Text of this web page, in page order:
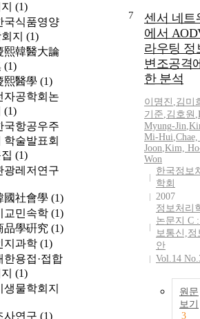
(1)
국식품영양
지 (1)
熙韓醫大論
(1)
熙醫學 (1)
자공학회논
(1)
국항공우주
학술발표회
(1)
광레저연구
國社會學 (1)
교민속학 (1)
品學硏究 (1)
지과학 (1)
한용접·접합
(1)
생물학회지
사연구 (1)
7
센서 네트
에서
라우팅 정
변조공격
한 분석
이명진 ,김미
기준,김호원 ,
Myung-Jin,
Mi-Hui,
Joon,Kim,
Won
한국정보
학회
2007
정보처리
논문지 C
보통신,정
안
Vol.14
원문
보기
3